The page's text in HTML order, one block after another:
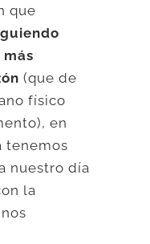
que
(que de
físico
en
tenemos
nuestro día
la